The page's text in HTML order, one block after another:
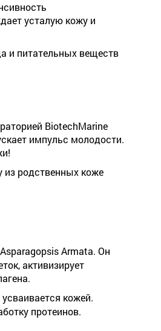
усталую кожу и
и питательных веществ
BiotechMarine
импульс молодости.
из родственных коже
Armata. Он
активизирует
усваивается кожей.
протеинов.